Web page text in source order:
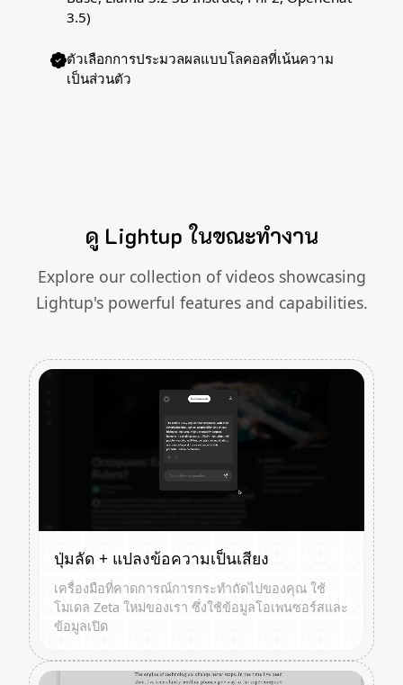
3.5)
ตัวเลือกการประมวลผลแบบโลคอลที่เน้นความ
เป็นส่วนตัว
ดู Lightup ในขณะทำงาน
Explore our collection of videos showcasing
Lightup's powerful features and capabilities.
ปุ่มลัด + แปลงข้อความเป็นเสียง
เครื่องมือที่คาดการณ์การกระทำถัดไปของคุณ ใช้
โมเดล Zeta ใหม่ของเรา ซึ่งใช้ข้อมูลโอเพนซอร์สและ
ข้อมูลเปิด